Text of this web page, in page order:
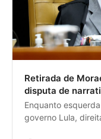
Retirada de
disputa de
Enquanto
governo Lula,